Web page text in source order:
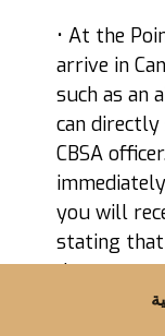
• At the
arrive in
such as an
can
CBSA
you will
stating that
document